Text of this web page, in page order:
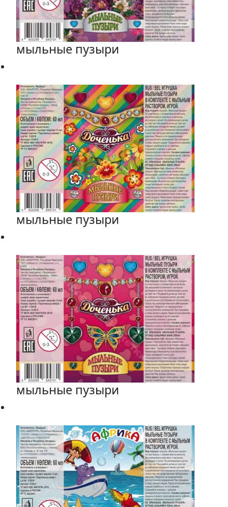
мыльные пузыри
мыльные пузыри
мыльные пузыри